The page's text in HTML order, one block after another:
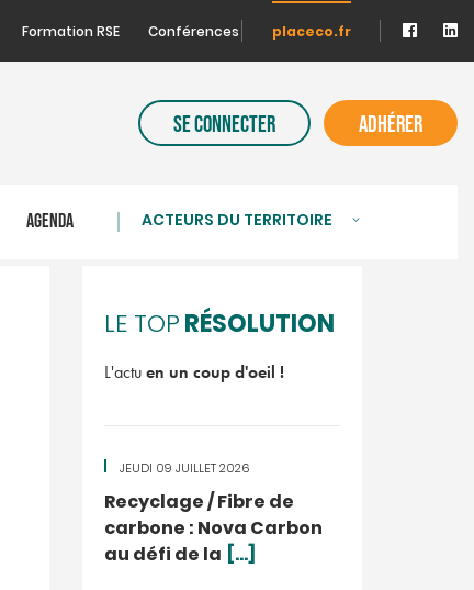
Formation RSE Conférences placeco.fr
SE CONNECTER ADHÉRER
AGENDA ACTEURS DU TERRITOIRE
LE TOPRÉSOLUTION
L'actu en un coup d'oeil !
JEUDI 09 JUILLET 2026
Recyclage / Fibre de
carbone : Nova Carbon
au défi de la [...]